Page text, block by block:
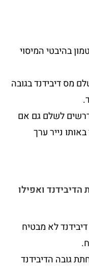
בהיבטי המיסוי
מס דיבידנד בגובה
לשלם גם אם
נייר ערך
הדיבידנד ואפילו
לא מבטיח
גובה הדיבידנד